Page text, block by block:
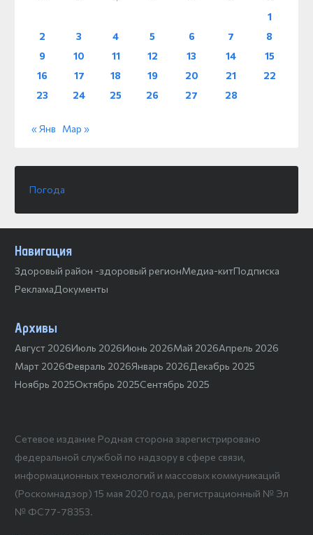
1
2
3 4 5 6 7
8
9
10 11 12 13 14
15
16
17 18 19 20 21
22
23
24 25 26 27 28
« Янв Мар »
Погода
Навигация
Здоровый район -здоровый регионМедиа-китПодписка
РекламаДокументы
Архивы
Август 2026Июль 2026Июнь 2026Май 2026Апрель 2026
Март 2026Февраль 2026Январь 2026Декабрь 2025
Ноябрь 2025Октябрь 2025Сентябрь 2025
Сетевое издание Родная сторона зарегистрировано
федеральной службой по надзору в сфере связи,
информационных технологий и массовых коммуникаций
(Роскомнадзор) 15 мая 2020 года, регистрационный № Эл
№ ФС77-78353.